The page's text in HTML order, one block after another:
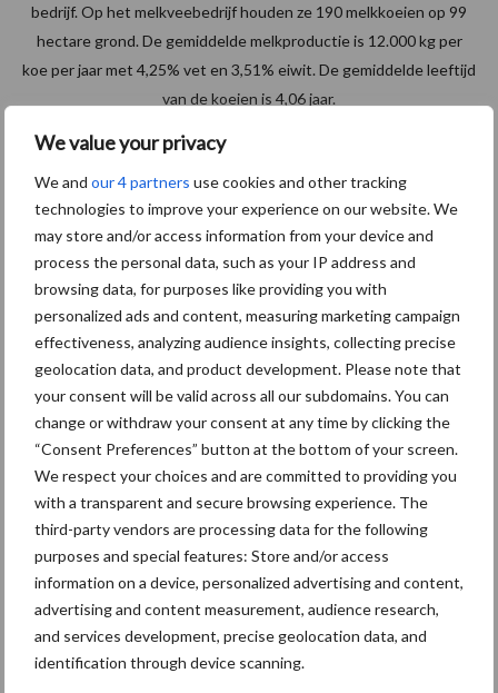
We value your privacy
We and our 4 partners use cookies and other tracking
technologies to improve your experience on our website. We
may store and/or access information from your device and
process the personal data, such as your IP address and
browsing data, for purposes like providing you with
personalized ads and content, measuring marketing campaign
effectiveness, analyzing audience insights, collecting precise
geolocation data, and product development. Please note that
your consent will be valid across all our subdomains. You can
change or withdraw your consent at any time by clicking the
“Consent Preferences” button at the bottom of your screen.
We respect your choices and are committed to providing you
with a transparent and secure browsing experience. The
third-party vendors are processing data for the following
purposes and special features: Store and/or access
information on a device, personalized advertising and content,
advertising and content measurement, audience research,
and services development, precise geolocation data, and
identification through device scanning.
bedrijf. Op het melkveebedrijf houden ze 190 melkkoeien op 99
hectare grond. De gemiddelde melkproductie is 12.000 kg per
koe per jaar met 4,25% vet en 3,51% eiwit. De gemiddelde leeftijd
van de koeien is 4,06 jaar.
Van onze partner Lely
Verduurzaming vergund:
perspectief voor melkveehouders